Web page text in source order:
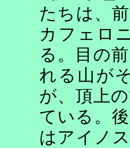
たちは、
カフェロ
る。目の
れる山が
が、頂上
ている。
はアイノ